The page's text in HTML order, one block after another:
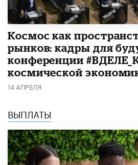
Космос как
рынков: кадры для
конференции
космической
14 АПРЕЛЯ
ВЫПЛАТЫ